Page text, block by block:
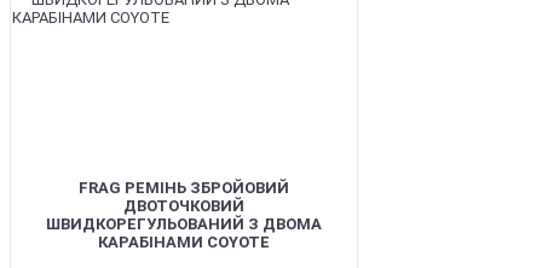
FRAG РЕМІНЬ ЗБРОЙОВИЙ
ДВОТОЧКОВИЙ
ШВИДКОРЕГУЛЬОВАНИЙ З ДВОМА
КАРАБІНАМИ COYOTE